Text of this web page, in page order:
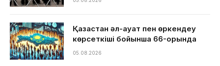
Қазақстан әл-ауқат пен өркендеу
көрсеткіші бойынша 66-орында
05.08.2026